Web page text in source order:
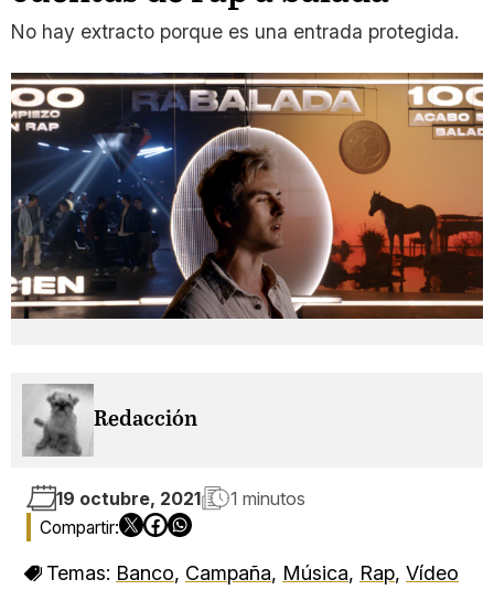
No hay extracto porque es una entrada protegida.
Redacción
19 octubre, 2021 1 minutos
Temas: Banco, Campaña, Música, Rap, Vídeo